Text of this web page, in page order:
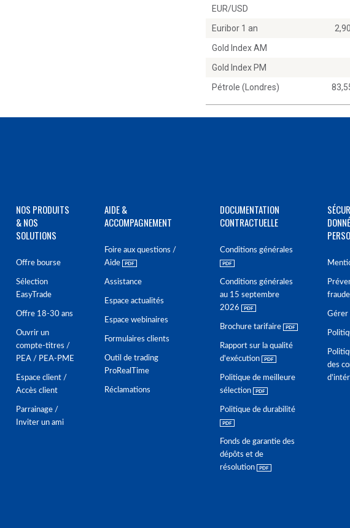
EUR/USD
Euribor 1 an
Gold Index AM
Gold Index PM
Pétrole (Londres)
NOS PRODUITS
& NOS
SOLUTIONS
Offre bourse
Sélection
EasyTrade
Offre 18-30 ans
Ouvrir un
compte-titres /
PEA / PEA-PME
Espace client /
Accès client
Parrainage /
Inviter un ami
AIDE &
ACCOMPAGNEMENT
Foire aux questions /
Aide
Assistance
Espace actualités
Espace webinaires
Formulaires clients
Outil de trading
ProRealTime
Réclamations
DOCUMENTATION
CONTRACTUELLE
Conditions générales
Conditions générales
au 15 septembre
2026
Brochure tarifaire
Rapport sur la qualité
d'exécution
Politique de meilleure
sélection
Politique de durabilité
Fonds de garantie des
dépôts et de
résolution
fraude
Gérer
des